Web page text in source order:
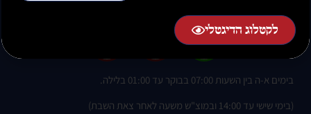
בימים א-ה בין השעות 07:00 בבוקר עד 01:00 בלילה.
(בימי שישי עד 14:00 ובמוצ"ש משעה לאחר צאת השבת)
לקטלוג הדיגטלי